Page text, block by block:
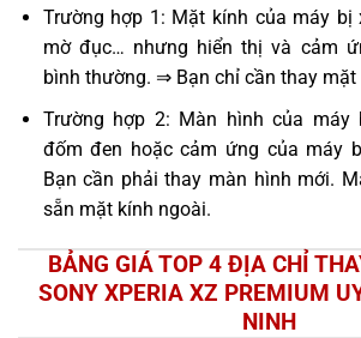
Trường hợp 1: Mặt kính của máy bị
mờ đục… nhưng hiển thị và cảm
bình thường. ⇒ Bạn chỉ cần thay mặt
Trường hợp 2: Màn hình của máy
đốm đen hoặc cảm ứng của máy
Bạn cần phải thay màn hình mới.
sẵn mặt kính ngoài.
BẢNG GIÁ TOP 4 ĐỊA CHỈ
SONY XPERIA XZ PREMIUM
NINH